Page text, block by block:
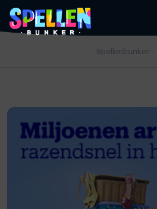
Spellenbunker -